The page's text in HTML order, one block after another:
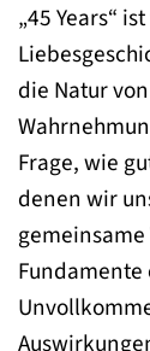
„45 Years“
die Natur
Frage, wie
denen wir
Fundamente